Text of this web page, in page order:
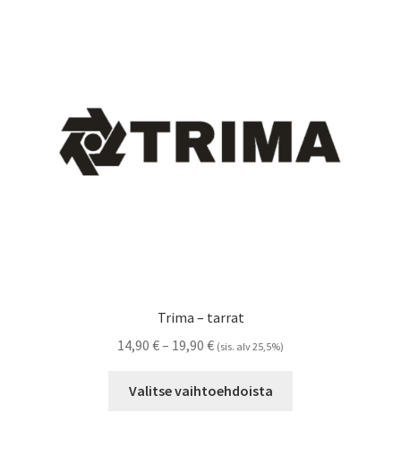
Trima – tarrat
14,90 €– 19,90 €Hintaluokka:
-
(sis. alv 25,5%)
Valitse vaihtoehdoista